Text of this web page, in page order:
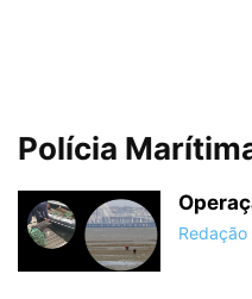
Polícia
Redação